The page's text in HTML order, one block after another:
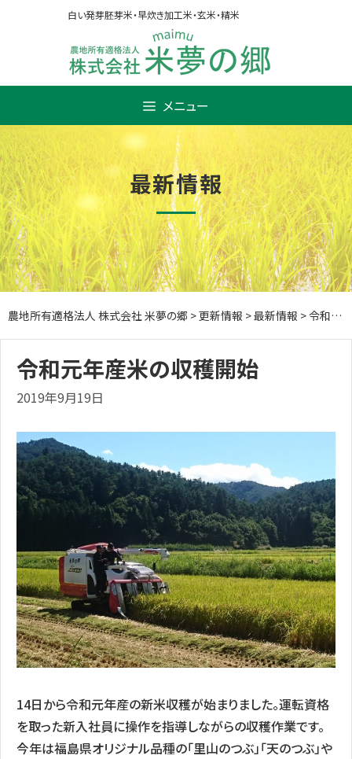
白い発芽胚芽米・早炊き加工米・玄米・精米
メニュー
最新情報
農地所有適格法人 株式会社 米夢の郷 >更新情報 >最新情報 >令和元年産米の収穫開始
令和元年産米の収穫開始
2019年9月19日
14日から令和元年産の新米収穫が始まりました。運転資格
を取った新入社員に操作を指導しながらの収穫作業です。
今年は福島県オリジナル品種の「里山のつぶ」「天のつぶ」や